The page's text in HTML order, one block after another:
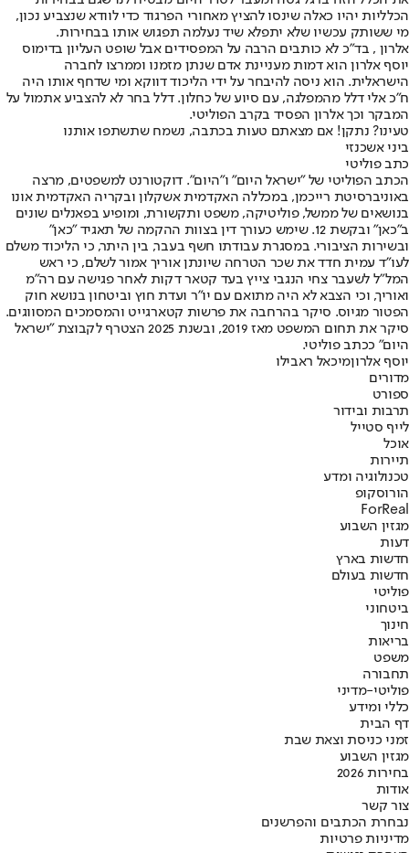
הכלליות יהיו כאלה שינסו להציץ מאחורי הפרגוד כדי לוודא שנצביע נכון,
מי ששותק עכשיו שלא יתפלא שיד נעלמה תפגוש אותו בבחירות.
אלרון , בד״כ לא כותבים הרבה על המפסידים אבל שופט העליון בדימוס
יוסף אלרון הוא דמות מעניינת אדם שנתן מזמנו וממרצו לחברה
הישראלית. הוא ניסה להיבחר על ידי הליכוד דווקא ומי שדחף אותו היה
ח״כ אלי דלל מהמפלגה, עם סיוע של כחלון. דלל בחר לא להצביע אתמול על
המבקר וכך אלרון הפסיד בקרב הפוליטי.
טעינו? נתקן! אם מצאתם טעות בכתבה, נשמח שתשתפו אותנו
ביני אשכנזי
כתב פוליטי
הכתב הפוליטי של "ישראל היום" ו"היום". דוקטורנט למשפטים, מרצה
באוניברסיטת רייכמן, במכללה האקדמית אשקלון ובקריה האקדמית אונו
בנושאים של ממשל, פוליטיקה, משפט ותקשורת, ומופיע בפאנלים שונים
ב"כאן" ובקשת 12. שימש כעורך דין בצוות ההקמה של תאגיד "כאן"
ובשירות הציבורי. במסגרת עבודתו חשף בעבר, בין היתר, כי הליכוד משלם
לעו"ד עמית חדד את שכר הטרחה שיונתן אוריך אמור לשלם, כי ראש
המל"ל לשעבר צחי הנגבי צייץ בעד קטאר דקות לאחר פגישה עם רה"מ
ואוריך, וכי הצבא לא היה מתואם עם יו"ר ועדת חוץ וביטחון בנושא חוק
הפטור מגיוס. סיקר בהרחבה את פרשות קטארגייט והמסמכים המסווגים.
סיקר את תחום המשפט מאז 2019, ובשנת 2025 הצטרף לקבוצת "ישראל
היום" ככתב פוליטי.
יוסף אלרוןמיכאל ראבילו
מדורים
ספורט
תרבות ובידור
לייף סטייל
אוכל
תיירות
טכנולוגיה ומדע
הורוסקופ
ForReal
מגזין השבוע
דעות
חדשות בארץ
חדשות בעולם
פוליטי
ביטחוני
חינוך
בריאות
משפט
תחבורה
פוליטי-מדיני
כללי ומידע
דף הבית
זמני כניסת וצאת שבת
מגזין השבוע
בחירות 2026
אודות
צור קשר
נבחרת הכתבים והפרשנים
מדיניות פרטיות